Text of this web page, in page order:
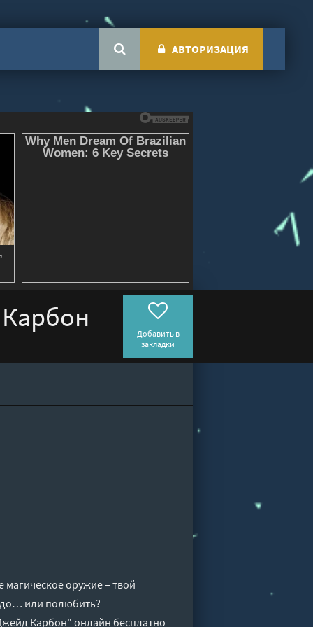
АВТОРИЗАЦИЯ
Добавить в
закладки
оружие – твой
или полюбить?
Карбон" онлайн бесплатно